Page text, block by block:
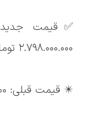
✅قیمت
۲.۷۹۸.۰۰۰.۰۰۰ تومان
✴️ قیمت قبلی: ۲.۶۳۰.۰۰۰.۰۰۰ تومان